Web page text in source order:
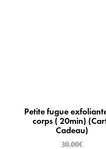
Petite fugue
corps ( 20min)
Cadeau)
30.00€